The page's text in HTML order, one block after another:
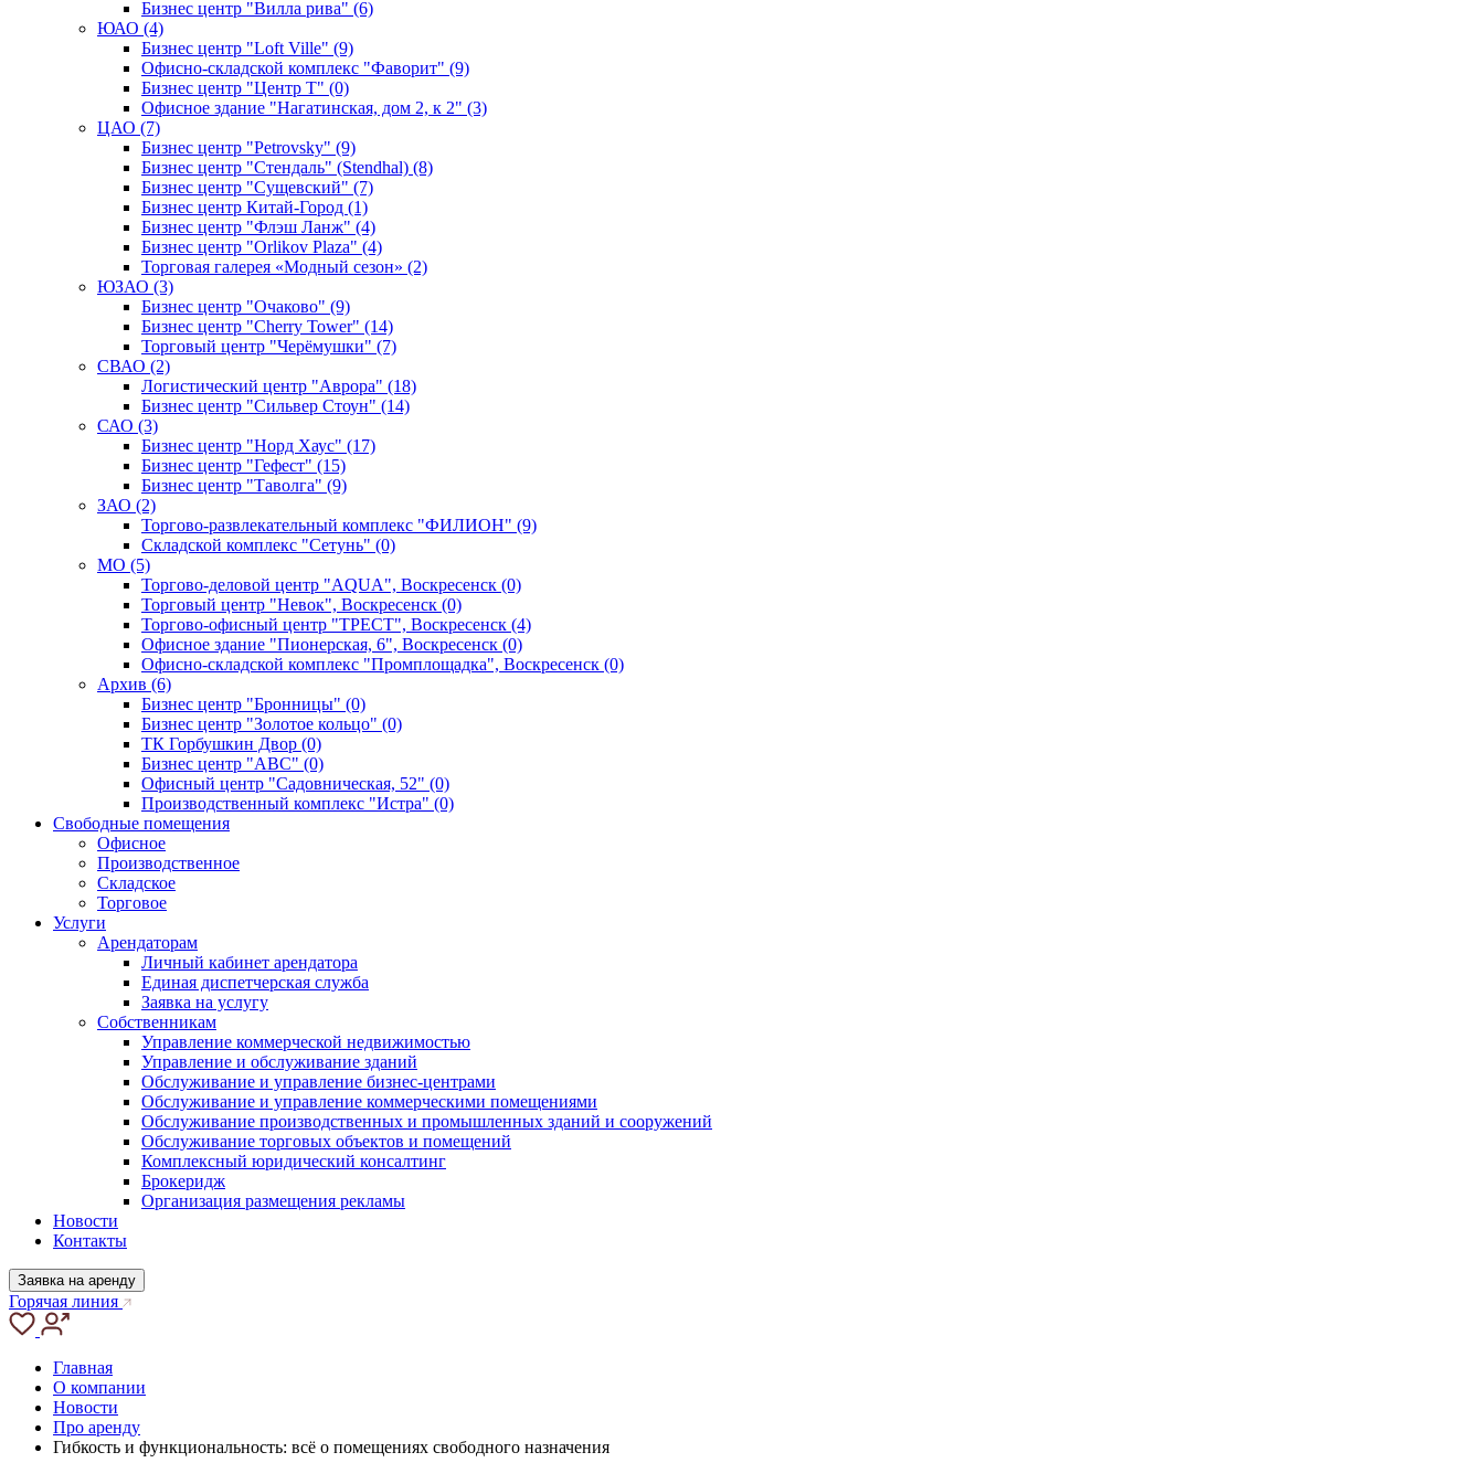
Бизнес центр "Вилла рива" (6)
ЮАО (4)
Бизнес центр "Loft Ville" (9)
Офисно-складской комплекс "Фаворит" (9)
Бизнес центр "Центр Т" (0)
Офисное здание "Нагатинская, дом 2, к 2" (3)
ЦАО (7)
Бизнес центр "Petrovsky" (9)
Бизнес центр "Стендаль" (Stendhal) (8)
Бизнес центр "Сущевский" (7)
Бизнес центр Китай-Город (1)
Бизнес центр "Флэш Ланж" (4)
Бизнес центр "Orlikov Plaza" (4)
Торговая галерея «Модный сезон» (2)
ЮЗАО (3)
Бизнес центр "Очаково" (9)
Бизнес центр "Cherry Tower" (14)
Торговый центр "Черёмушки" (7)
СВАО (2)
Логистический центр "Аврора" (18)
Бизнес центр "Сильвер Стоун" (14)
САО (3)
Бизнес центр "Норд Хаус" (17)
Бизнес центр "Гефест" (15)
Бизнес центр "Таволга" (9)
ЗАО (2)
Торгово-развлекательный комплекс "ФИЛИОН" (9)
Складской комплекс "Сетунь" (0)
MO (5)
Торгово-деловой центр "AQUA", Воскресенск (0)
Торговый центр "Невок", Воскресенск (0)
Торгово-офисный центр "ТРЕСТ", Воскресенск (4)
Офисное здание "Пионерская, 6", Воскресенск (0)
Офисно-складской комплекс "Промплощадка", Воскресенск (0)
Архив (6)
Бизнес центр "Бронницы" (0)
Бизнес центр "Золотое кольцо" (0)
ТК Горбушкин Двор (0)
Бизнес центр "АВС" (0)
Офисный центр "Садовническая, 52" (0)
Производственный комплекс "Истра" (0)
Свободные помещения
Офисное
Производственное
Складское
Торговое
Услуги
Арендаторам
Личный кабинет арендатора
Единая диспетчерская служба
Заявка на услугу
Собственникам
Управление коммерческой недвижимостью
Управление и обслуживание зданий
Обслуживание и управление бизнес-центрами
Обслуживание и управление коммерческими помещениями
Обслуживание производственных и промышленных зданий и сооружений
Обслуживание торговых объектов и помещений
Комплексный юридический консалтинг
Брокеридж
Организация размещения рекламы
Новости
Контакты
Заявка на аренду
Горячая линия
Главная
О компании
Новости
Про аренду
Гибкость и функциональность: всё о помещениях свободного назначения